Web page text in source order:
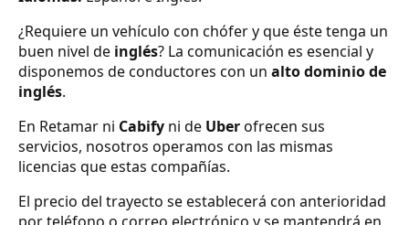
¿Requiere un vehículo con chófer y que éste tenga un
buen nivel de inglés? La comunicación es esencial y
disponemos de conductores con un alto dominio de
inglés.
En Retamar ni Cabify ni de Uberofrecen sus
servicios, nosotros operamos con las mismas
licencias que estas compañías.
El precio del trayecto se establecerá con anterioridad